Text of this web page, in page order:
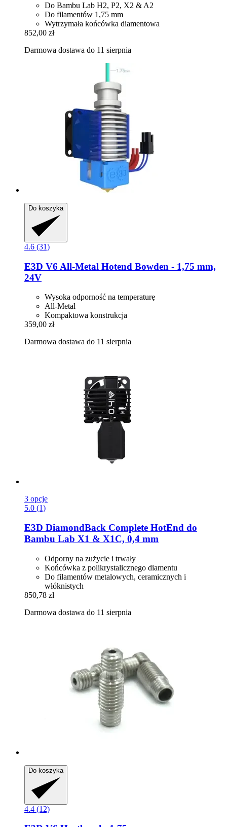
Do Bambu Lab H2, P2, X2 & A2
Do filamentów 1,75 mm
Wytrzymała końcówka diamentowa
852,00 zł
Darmowa dostawa do 11 sierpnia
Do koszyka
4.6 (31)
E3D V6 All-​Metal Hotend Bowden -​ 1,75 mm,
24V
Wysoka odporność na temperaturę
All-Metal
Kompaktowa konstrukcja
359,00 zł
Darmowa dostawa do 11 sierpnia
3 opcje
5.0 (1)
E3D DiamondBack Complete HotEnd do
Bambu Lab X1 & X1C, 0,4 mm
Odporny na zużycie i trwały
Końcówka z polikrystalicznego diamentu
Do filamentów metalowych, ceramicznych i
włóknistych
850,78 zł
Darmowa dostawa do 11 sierpnia
Do koszyka
4.4 (12)